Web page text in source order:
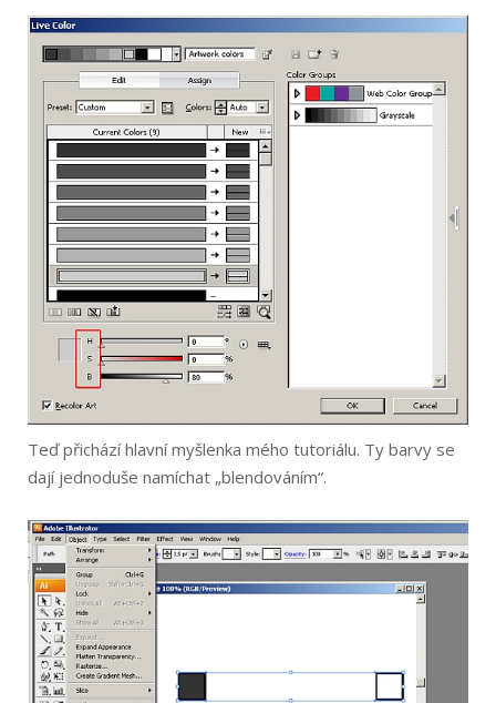
Teď přichází hlavní myšlenka mého tutoriálu. Ty barvy se
dají jednoduše namíchat „blendováním“.